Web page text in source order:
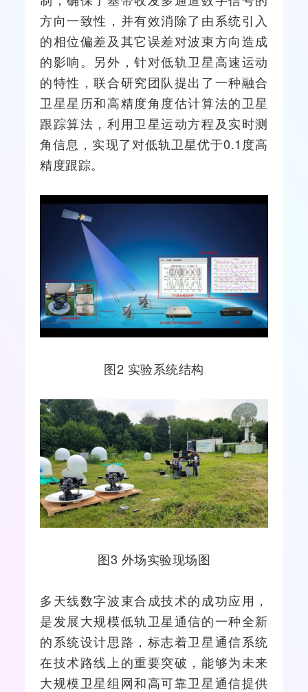
方向一致性，并有效消除了由系统引入
的相位偏差及其它误差对波束方向造成
的影响。另外，针对低轨卫星高速运动
的特性，联合研究团队提出了一种融合
卫星星历和高精度角度估计算法的卫星
跟踪算法，利用卫星运动方程及实时测
角信息，实现了对低轨卫星优于0.1度高
精度跟踪。
图2 实验系统结构
图3 外场实验现场图
多天线数字波束合成技术的成功应用，
是发展大规模低轨卫星通信的一种全新
的系统设计思路，标志着卫星通信系统
在技术路线上的重要突破，能够为未来
大规模卫星组网和高可靠卫星通信提供